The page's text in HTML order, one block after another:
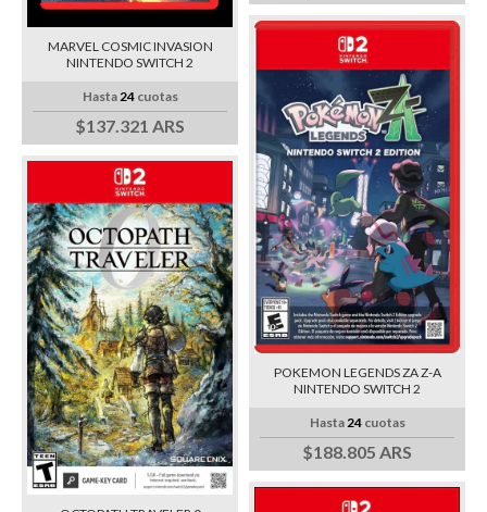
MARVEL COSMIC INVASION
NINTENDO SWITCH 2
Hasta 24cuotas
$137.321 ARS
POKEMON LEGENDS ZA Z-A
NINTENDO SWITCH 2
Hasta 24cuotas
$188.805 ARS